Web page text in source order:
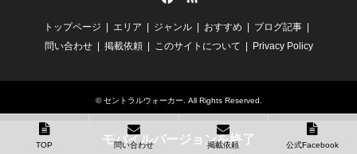
トップページ エリア ジャンル おすすめ
ブログ記事
問い合わせ
掲載依頼 このサイトについて Privacy Policy
©セントラルウォーカー . All Rights Reserved.
TOP 問い合わせ 掲載依頼 公式Facebook
モバイルバージョンを終了